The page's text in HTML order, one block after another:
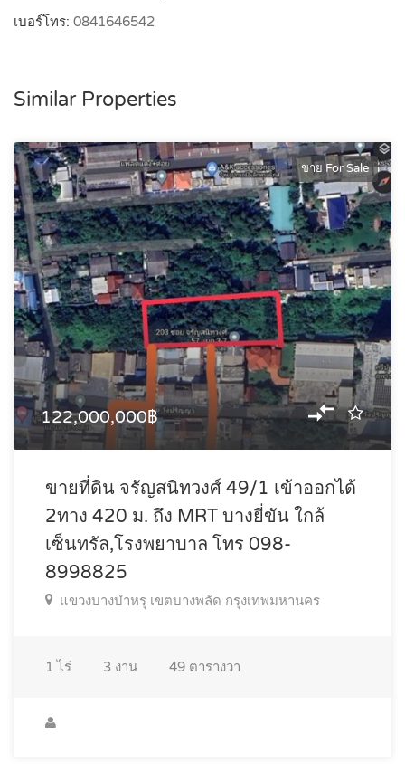
เบอร์โทร: 0841646542
Similar Properties
ขาย For Sale
122,000,000฿
ขายที่ดิน จรัญสนิทวงศ์ 49/1 เข้าออกได้
2ทาง 420 ม. ถึง MRT บางยี่ขัน ใกล้
เซ็นทรัล,โรงพยาบาล โทร 098-
8998825
แขวงบางบำหรุ เขตบางพลัด กรุงเทพมหานคร
1 ไร่ 3 งาน 49 ตารางวา